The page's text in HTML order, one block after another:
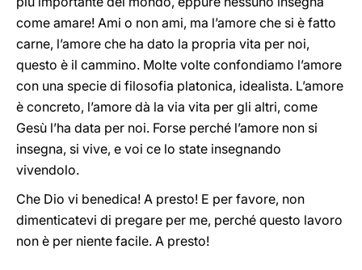
come amare! Ami o non ami, ma l’amore che si è fatto
carne, l’amore che ha dato la propria vita per noi,
questo è il cammino. Molte volte confondiamo l’amore
con una specie di filosofia platonica, idealista. L’amore
è concreto, l’amore dà la via vita per gli altri, come
Gesù l’ha data per noi. Forse perché l’amore non si
insegna, si vive, e voi ce lo state insegnando
vivendolo.
Che Dio vi benedica! A presto! E per favore, non
dimenticatevi di pregare per me, perché questo lavoro
non è per niente facile. A presto!